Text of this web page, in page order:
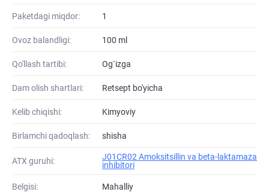
Paketdagi miqdor: 1
Ovoz balandligi: 100 ml
Qo'llash tartibi: Og`izga
Dam olish shartlari: Retsept bo'yicha
Kelib chiqishi: Kimyoviy
Birlamchi qadoqlash: shisha
ATХ guruhi:
J01CR02 Amoksitsillin va beta-laktamaza
inhibitori
Belgisi: Mahalliy